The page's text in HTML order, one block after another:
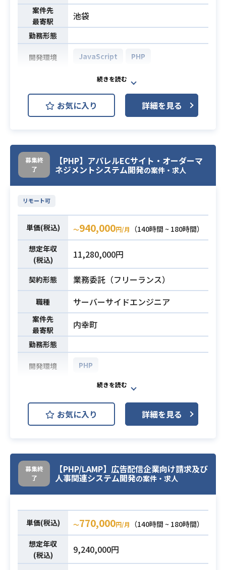
案件先
最寄駅
池袋
勤務形態
開発環境 JavaScript PHP
業務内容
【案件詳細】
・Webアプリケーションのサーバサ
イドおよびAPIの設計/開発/運用
・サイトパフォーマンスとスケーラ
自分の技術で世の中にインパクトを
与えたいという仲間が集まっていま
す。
フロント/サーバ/インフラ/ハードウ
サービスの成功のために積極的に動
必須スキル
・PHP/ Ruby (Rails)/ Java等でのWe
bアプリケーション開発の実績
・HTML5 / CSS3 / JavaScriptフレー
ムワークでのフロントエンド開発経
験
・JavaScriptフレームワークの経験
こと
・画像ファイルの基本的な調整スキ
お気に入り 詳細を見る
募集終
了
【PHP】アパレルECサイト・オーダーマ
ネジメントシステム開発の案件・求人
リモート可
単価(税込) 〜940,000円/月
（140時間 ~ 180時間）
想定年収
(税込)
11,280,000円
契約形態 業務委託（フリーランス）
職種 サーバーサイドエンジニア
案件先
最寄駅
内幸町
勤務形態
開発環境 PHP
業務内容
アパレルECサイト・オーダーマネジ
メントシステム開発にサーバーサイ
ドエンジニアとして携わっていただ
きます。
・PHPでのサーバーサイド開発
・要件定義〜テストまで一括して担
当
※・シンガポール出張（1週間程度、
す。
・ネイティブレベルの英語力(readin
g,writing,listening,speaking全て)
※海外の方と英語でやり取りしてい
お気に入り 詳細を見る
募集終
了
【PHP/LAMP】広告配信企業向け請求及び
人事関連システム開発の案件・求人
単価(税込) 〜770,000円/月
（140時間 ~ 180時間）
想定年収
(税込)
9,240,000円